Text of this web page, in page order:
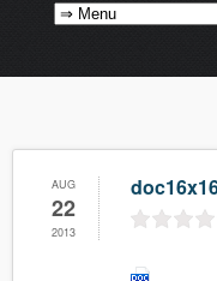
AUG
22
2013